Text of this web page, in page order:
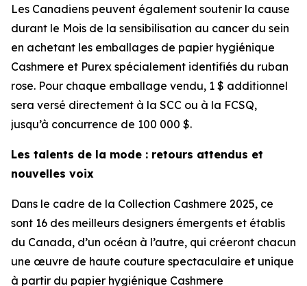
Les Canadiens peuvent également soutenir la cause
durant le Mois de la sensibilisation au cancer du sein
en achetant les emballages de papier hygiénique
Cashmere et Purex spécialement identifiés du ruban
rose. Pour chaque emballage vendu, 1 $ additionnel
sera versé directement à la SCC ou à la FCSQ,
jusqu’à concurrence de 100 000 $.
Les talents de la mode : retours attendus et
nouvelles voix
Dans le cadre de la Collection Cashmere 2025, ce
sont 16 des meilleurs designers émergents et établis
du Canada, d’un océan à l’autre, qui créeront chacun
une œuvre de haute couture spectaculaire et unique
à partir du papier hygiénique Cashmere